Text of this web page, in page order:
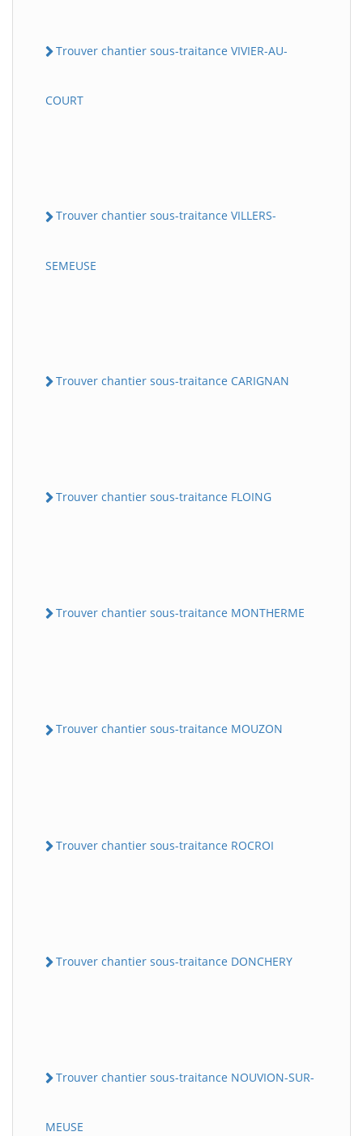
Trouver chantier sous-traitance VIVIER-AU-
COURT
Trouver chantier sous-traitance VILLERS-
SEMEUSE
Trouver chantier sous-traitance CARIGNAN
Trouver chantier sous-traitance FLOING
Trouver chantier sous-traitance MONTHERME
Trouver chantier sous-traitance MOUZON
Trouver chantier sous-traitance ROCROI
Trouver chantier sous-traitance DONCHERY
Trouver chantier sous-traitance NOUVION-SUR-
MEUSE